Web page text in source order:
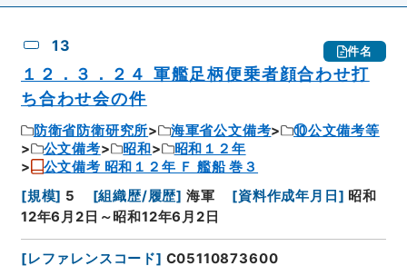
13 件名
１２．３．２４ 軍艦足柄便乗者顔合わせ打
ち合わせ会の件
防衛省防衛研究所 海軍省公文備考
⑩公文備考等
公文備考
昭和
昭和１２年
公文備考 昭和１２年 Ｆ 艦船 巻３
[規模] 5 [組織歴/履歴] 海軍 [資料作成年月日 ] 昭和
12年6月2日～昭和12年6月2日
[レファレンスコード] C05110873600